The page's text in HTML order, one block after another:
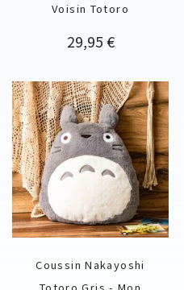
Voisin Totoro
Prix
29,95 €
Coussin Nakayoshi